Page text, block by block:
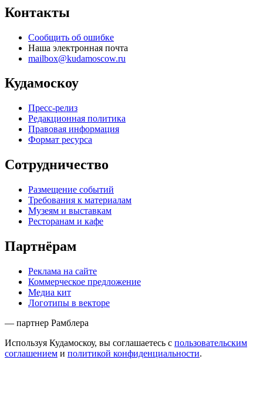
Контакты
Сообщить об ошибке
Наша электронная почта
mailbox@kudamoscow.ru
Кудамоскоу
Пресс-релиз
Редакционная политика
Правовая информация
Формат ресурса
Сотрудничество
Размещение событий
Требования к материалам
Музеям и выставкам
Ресторанам и кафе
Партнёрам
Реклама на сайте
Коммерческое предложение
Медиа кит
Логотипы в векторе
— партнер Рамблера
Используя Кудамоскоу, вы соглашаетесь с пользовательским
соглашением и политикой конфиденциальности.